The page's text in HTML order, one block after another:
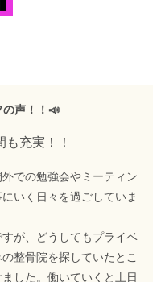
声！！📣
充実！！
での勉強会やミーティン
いく日々を過ごしていま
が、どうしてもプライベ
整骨院を探していたとこ
した。働いていくと土日